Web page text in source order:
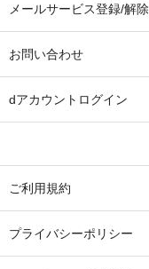
メールサービス登録/解除
お問い合わせ
dアカウントログイン
ご利用規約
プライバシーポリシー